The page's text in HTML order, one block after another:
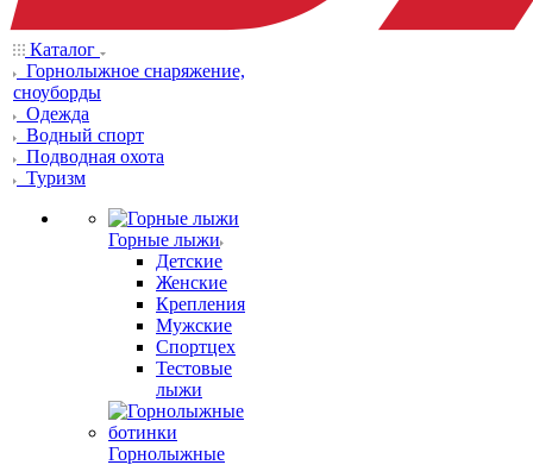
Каталог
Горнолыжное снаряжение,
сноуборды
Одежда
Водный спорт
Подводная охота
Туризм
Горные лыжи
Детские
Женские
Крепления
Мужские
Спортцех
Тестовые
лыжи
Горнолыжные